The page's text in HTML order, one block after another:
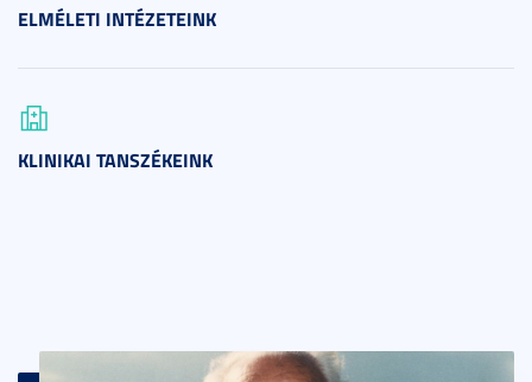
ELMÉLETI INTÉZETEINK
KLINIKAI TANSZÉKEINK